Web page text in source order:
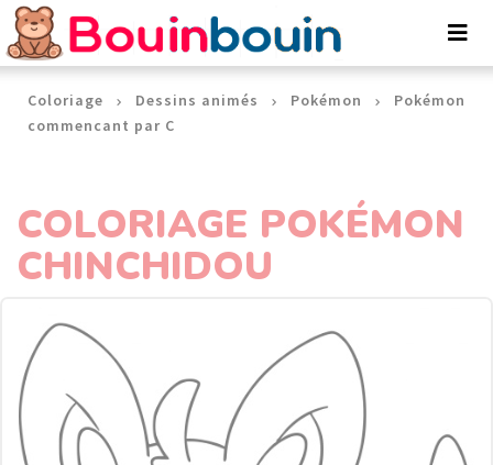
Coloriage Dessins animés Pokémon
Pokémon
commencant par C
COLORIAGE POKÉMON
CHINCHIDOU
Panneau de gestion des cookies